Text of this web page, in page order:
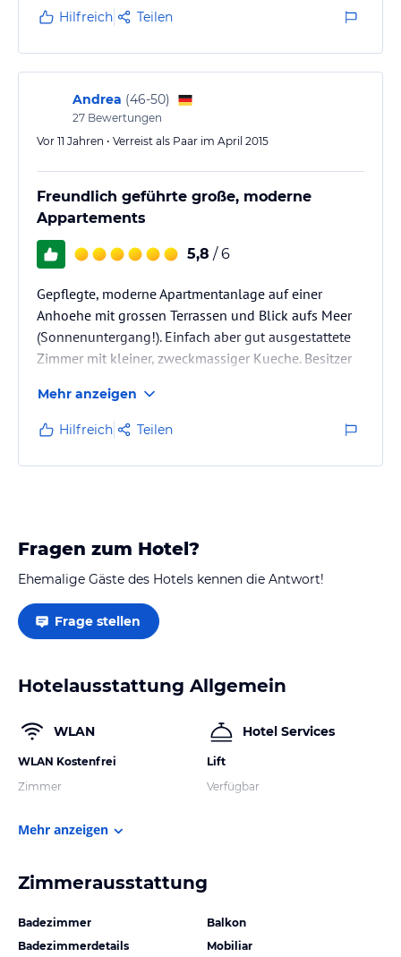
Hilfreich Teilen
Andrea (46-50)
27 Bewertungen
Vor 11 Jahren • Verreist als Paar im April 2015
Freundlich geführte große, moderne
Appartements
5,8 / 6
Gepflegte, moderne Apartmentanlage auf einer
Anhoehe mit grossen Terrassen und Blick aufs Meer
(Sonnenuntergang!). Einfach aber gut ausgestattete
Zimmer mit kleiner, zweckmassiger Kueche. Besitzer
man etwa 10 Minuten.
Mehr anzeigen
Hilfreich Teilen
Fragen zum Hotel?
Ehemalige Gäste des Hotels kennen die Antwort!
Frage stellen
Hotelausstattung Allgemein
WLAN
WLAN Kostenfrei
Zimmer
Hotel Services
Lift
Verfügbar
Mehr anzeigen
Zimmerausstattung
Badezimmer
Badezimmerdetails
Balkon
Mobiliar